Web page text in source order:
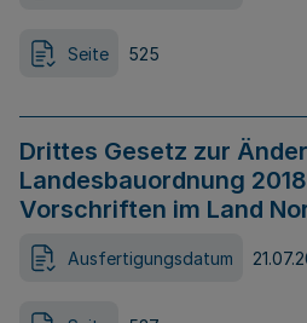
Seite 525
Drittes Gesetz zur
Landesbauordnung
Vorschriften im Land
Ausfertigungsdatum